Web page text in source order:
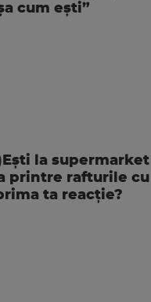
cum ești”
la
printre rafturile
ta reacție?